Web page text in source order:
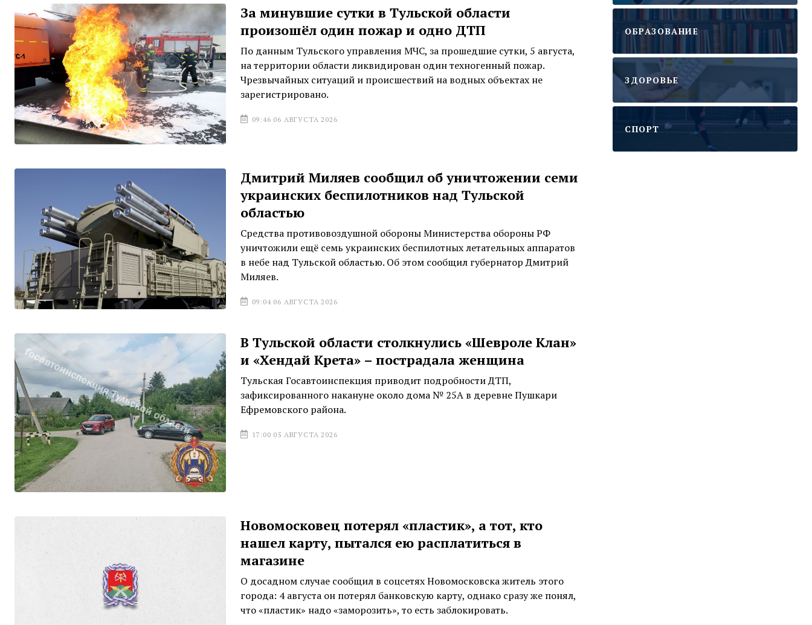
За минувшие сутки в Тульской области
произошёл один пожар и одно ДТП
По данным Тульского управления МЧС, за прошедшие сутки, 5 августа,
на территории области ликвидирован один техногенный пожар.
Чрезвычайных ситуаций и происшествий на водных объектах не
зарегистрировано.
09:46 06 АВГУСТА 2026
Дмитрий Миляев сообщил об уничтожении семи
украинских беспилотников над Тульской
областью
Средства противовоздушной обороны Министерства обороны РФ
уничтожили ещё семь украинских беспилотных летательных аппаратов
в небе над Тульской областью. Об этом сообщил губернатор Дмитрий
Миляев.
09:04 06 АВГУСТА 2026
В Тульской области столкнулись «Шевроле Клан»
и «Хендай Крета» – пострадала женщина
Тульская Госавтоинспекция приводит подробности ДТП,
зафиксированного накануне около дома № 25А в деревне Пушкари
Ефремовского района.
17:00 05 АВГУСТА 2026
Новомосковец потерял «пластик», а тот, кто
нашел карту, пытался ею расплатиться в
магазине
О досадном случае сообщил в соцсетях Новомосковска житель этого
города: 4 августа он потерял банковскую карту, однако сразу же понял,
что «пластик» надо «заморозить», то есть заблокировать.
ОБРАЗОВАНИЕ
ЗДОРОВЬЕ
CПОРТ